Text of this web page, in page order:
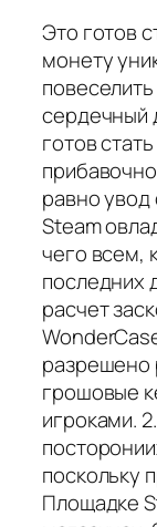
Это готов
монету
сердечный
готов
равно увод
Steam
чего всем,
последних
расчет
разрешено
грошовые
игроками.
поскольку
Площадке